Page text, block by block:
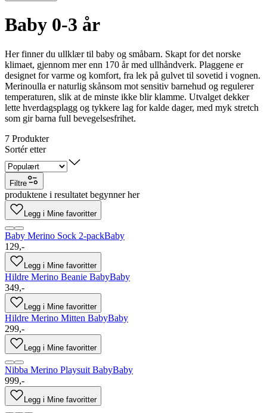
Baby 0-3 år
Her finner du ullklær til baby og småbarn. Skapt for det norske
klimaet, gjennom mer enn 170 år med ullhåndverk. Plaggene er
designet for varme og komfort, fra lek på gulvet til sovetid i vognen.
Merinoulla er naturlig skånsom mot sensitiv barnehud og regulerer
temperaturen, slik at de minste ikke blir klamme. Utvalget dekker
lette hverdagsplagg og tykkere lag for kalde dager, med myk stretch
som gir barna full bevegelsesfrihet.
7 Produkter
Sortér etter
Filtre
produktene i resultatet begynner her
Legg i Mine favoritter
Baby Merino Sock 2-packBaby
129,-
Legg i Mine favoritter
Hildre Merino Beanie BabyBaby
349,-
Legg i Mine favoritter
Hildre Merino Mitten BabyBaby
299,-
Legg i Mine favoritter
Nibba Merino Playsuit BabyBaby
999,-
Legg i Mine favoritter